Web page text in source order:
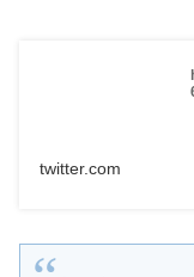
twitter.com